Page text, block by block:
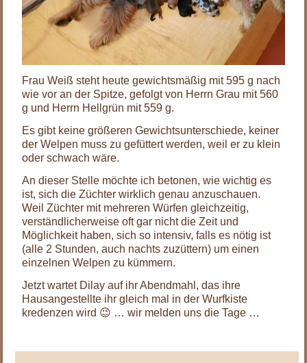
Frau Weiß steht heute gewichtsmäßig mit 595 g nach
wie vor an der Spitze, gefolgt von Herrn Grau mit 560
g und Herrn Hellgrün mit 559 g.
Es gibt keine größeren Gewichtsunterschiede, keiner
der Welpen muss zu gefüttert werden, weil er zu klein
oder schwach wäre.
An dieser Stelle möchte ich betonen, wie wichtig es
ist, sich die Züchter wirklich genau anzuschauen.
Weil Züchter mit mehreren Würfen gleichzeitig,
verständlicherweise oft gar nicht die Zeit und
Möglichkeit haben, sich so intensiv, falls es nötig ist
(alle 2 Stunden, auch nachts zuzüttern) um einen
einzelnen Welpen zu kümmern.
Jetzt wartet Dilay auf ihr Abendmahl, das ihre
Hausangestellte ihr gleich mal in der Wurfkiste
kredenzen wird 😉 … wir melden uns die Tage …